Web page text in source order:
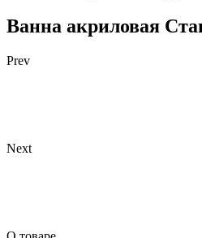
Ванна акриловая
Prev
Next